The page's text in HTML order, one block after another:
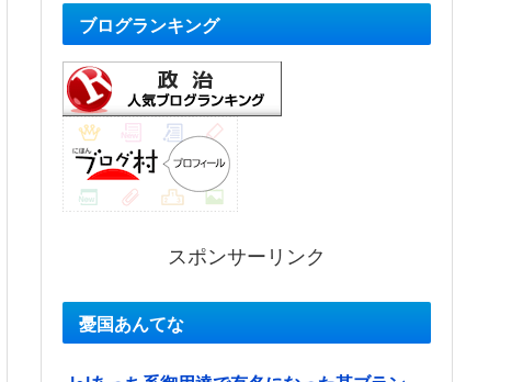
ブログランキング
スポンサーリンク
憂国あんてな